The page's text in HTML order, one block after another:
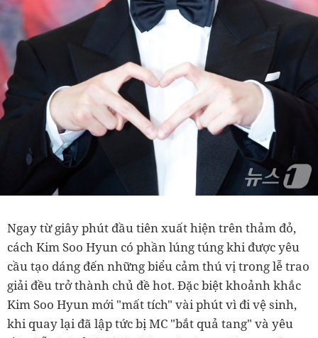
Ngay từ giây phút đầu tiên xuất hiện trên thảm đỏ,
cách Kim Soo Hyun có phần lúng túng khi được yêu
cầu tạo dáng đến những biểu cảm thú vị trong lễ trao
giải đều trở thành chủ đề hot. Đặc biệt khoảnh khắc
Kim Soo Hyun mới "mất tích" vài phút vì đi vệ sinh,
khi quay lại đã lập tức bị MC "bắt quả tang" và yêu